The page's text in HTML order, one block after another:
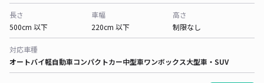
長さ
500cm 以下
車幅
220cm 以下
高さ
制限なし
対応車種
オートバイ軽自動車コンパクトカー中型車ワンボックス大型車・SUV